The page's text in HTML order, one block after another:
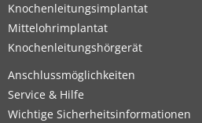
Knochenleitungsimplantat
Mittelohrimplantat
Knochenleitungshörgerät
Anschlussmöglichkeiten
Service & Hilfe
Wichtige Sicherheitsinformationen